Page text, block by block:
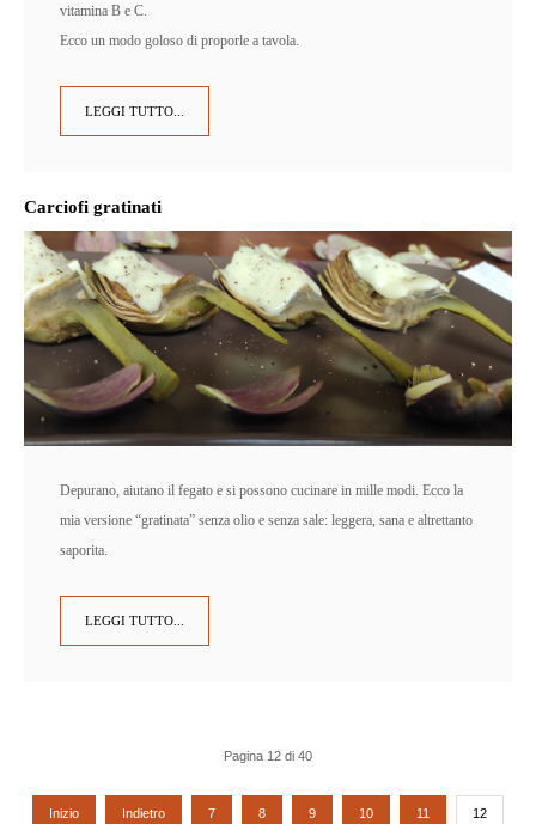
vitamina B e C.
Ecco un modo goloso di proporle a tavola.
LEGGI TUTTO...
Carciofi gratinati
Depurano, aiutano il fegato e si possono cucinare in mille modi. Ecco la
mia versione “gratinata” senza olio e senza sale: leggera, sana e altrettanto
saporita.
LEGGI TUTTO...
Pagina 12 di 40
Inizio Indietro 7 8 9 10 11 12